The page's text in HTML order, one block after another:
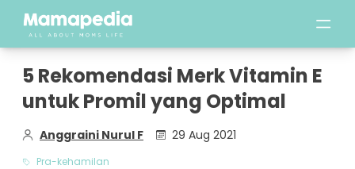
5 Rekomendasi Merk Vitamin E
untuk Promil yang Optimal
Anggraini Nurul F 29 Aug 2021
Pra-kehamilan